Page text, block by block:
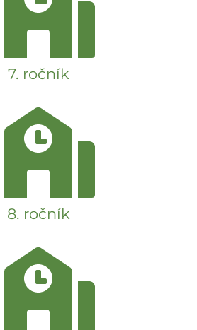
7. ročník
8. ročník